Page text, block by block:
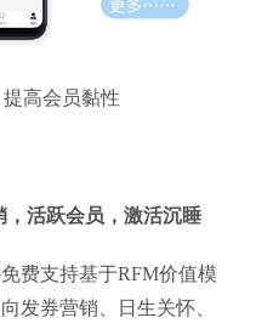
高会员黏性
活跃会员，激活沉睡
费支持基于RFM价值模
发券营销、日生关怀、